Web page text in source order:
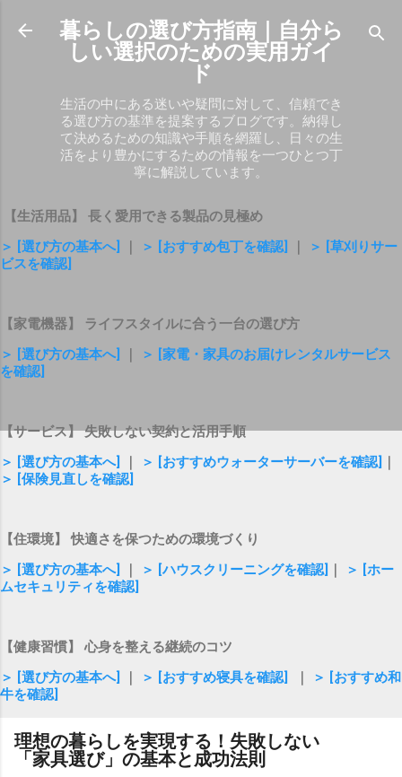
スキップしてメイン コンテンツに移動
暮らしの選び方指南｜自分ら
しい選択のための実用ガイ
ド
生活の中にある迷いや疑問に対して、信頼でき
る選び方の基準を提案するブログです。納得し
て決めるための知識や手順を網羅し、日々の生
活をより豊かにするための情報を一つひとつ丁
寧に解説しています。
【生活用品】 長く愛用できる製品の見極め
＞ [選び方の基本へ]
＞ [おすすめ包丁を確認]
＞ [草刈りサー
ビスを確認]
【家電機器】 ライフスタイルに合う一台の選び方
＞ [選び方の基本へ]
＞ [家電・家具のお届けレンタルサービス
を確認]
【サービス】 失敗しない契約と活用手順
＞ [選び方の基本へ]
＞ [おすすめウォーターサーバーを確認]
＞ [保険見直しを確認]
【住環境】 快適さを保つための環境づくり
＞ [選び方の基本へ]
＞ [ハウスクリーニングを確認]
＞ [ホー
ムセキュリティを確認]
【健康習慣】 心身を整える継続のコツ
＞ [選び方の基本へ]
＞ [おすすめ寝具を確認]
＞ [おすすめ和
牛を確認]
理想の暮らしを実現する！失敗しない
「家具選び」の基本と成功法則